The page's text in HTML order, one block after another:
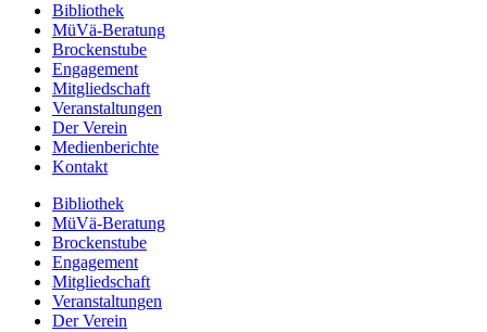
Bibliothek
MüVä-Beratung
Brockenstube
Engagement
Mitgliedschaft
Veranstaltungen
Der Verein
Medienberichte
Kontakt
Bibliothek
MüVä-Beratung
Brockenstube
Engagement
Mitgliedschaft
Veranstaltungen
Der Verein